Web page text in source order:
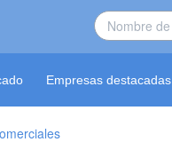
Empresas destacadas